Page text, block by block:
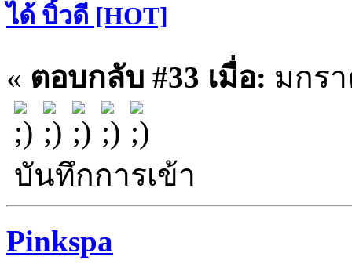
ได้ บิ้วดี [HOT]
« ตอบกลับ #33 เมื่อ: มกรา
บันทึกการเข้า
Pinkspa